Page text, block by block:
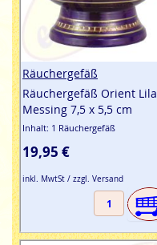
Räuchergefäß
Räuchergefäß Orient Lila
Messing 7,5 x 5,5 cm
Inhalt: 1 Räuchergefäß
19,95 €
inkl. MwtSt / zzgl. Versand